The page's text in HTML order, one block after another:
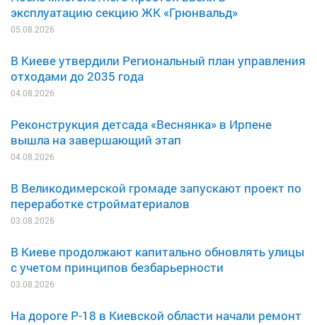
эксплуатацию секцию ЖК «Грюнвальд»
05.08.2026
В Киеве утвердили Региональный план управления
отходами до 2035 года
04.08.2026
Реконструкция детсада «Веснянка» в Ирпене
вышла на завершающий этап
04.08.2026
В Великодимерской громаде запускают проект по
переработке стройматериалов
03.08.2026
В Киеве продолжают капитально обновлять улицы
с учетом принципов безбарьерности
03.08.2026
На дороге Р-18 в Киевской области начали ремонт